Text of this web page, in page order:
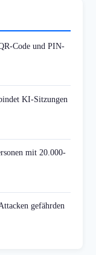
Code und PIN-
KI-Sitzungen
mit 20.000-
gefährden